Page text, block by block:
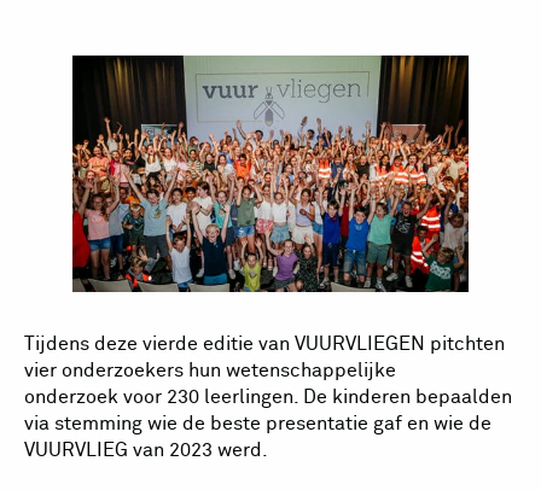
Tijdens deze vierde editie van VUURVLIEGEN pitchten
vier onderzoekers hun wetenschappelijke
onderzoek voor 230 leerlingen. De kinderen bepaalden
via stemming wie de beste presentatie gaf en wie de
VUURVLIEG van 2023 werd.